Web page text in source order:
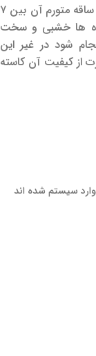
برداشت کلم قمری بنفش در زمانی است که قطر ساقه متورم آن بین ۷
غده ها خشبی و سخت
شود در غیر این
کیفیت آن کاسته
سیستم شده اند